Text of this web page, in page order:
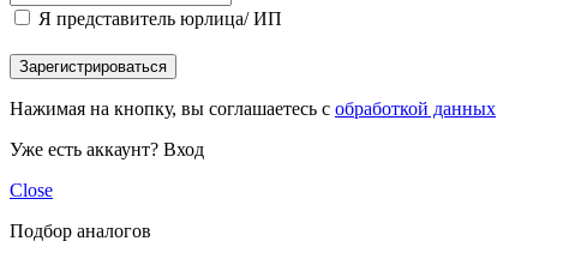
Я представитель юрлица/ ИП
Зарегистрироваться
Нажимая на кнопку, вы соглашаетесь с обработкой данных
Уже есть аккаунт? Вход
Close
Подбор аналогов